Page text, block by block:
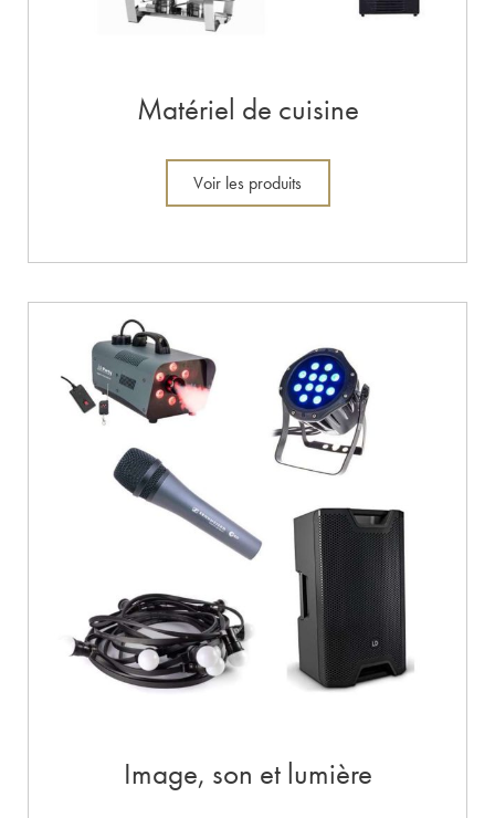
Matériel de cuisine
Voir les produits
Image, son et lumière